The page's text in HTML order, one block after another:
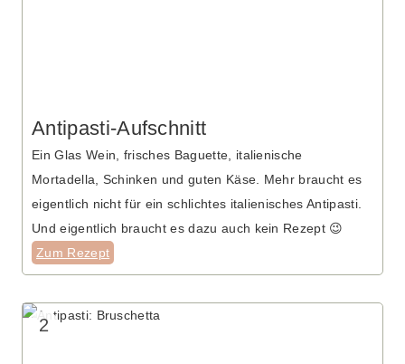
Antipasti-Aufschnitt
Ein Glas Wein, frisches Baguette, italienische
Mortadella, Schinken und guten Käse. Mehr braucht es
eigentlich nicht für ein schlichtes italienisches Antipasti.
Und eigentlich braucht es dazu auch kein Rezept 😉
Zum Rezept
2